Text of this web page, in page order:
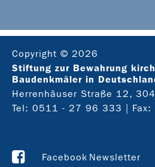
Copyright © 2026
Stiftung zur Bewahrung
Baudenkmäler in
Herrenhäuser Straße 12,
Tel: 0511 - 27 96 333 |
Facebook Newsletter